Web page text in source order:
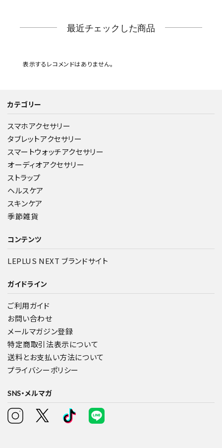
最近チェックした商品
表示するレコメンドはありません。
カテゴリー
スマホアクセサリー
タブレットアクセサリー
スマートウォッチアクセサリー
オーディオアクセサリー
ストラップ
ヘルスケア
スキンケア
季節雑貨
コンテンツ
LEPLUS NEXT ブランドサイト
ガイドライン
ご利用ガイド
お問い合わせ
メールマガジン登録
特定商取引法表示について
送料とお支払い方法について
プライバシーポリシー
SNS・メルマガ